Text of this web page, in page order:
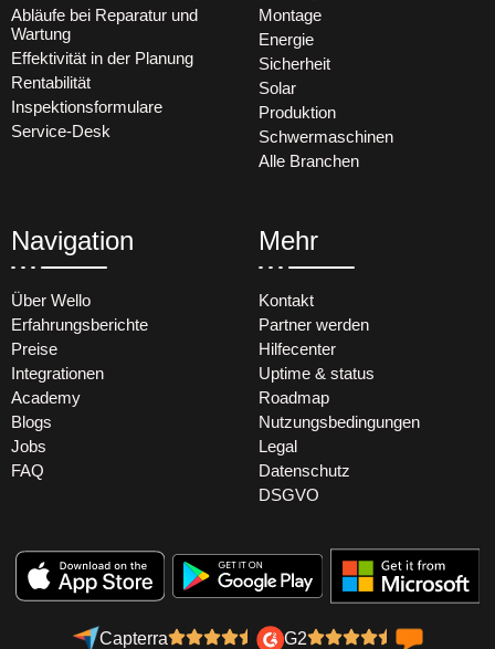
Abläufe bei Reparatur und
Wartung
Effektivität in der Planung
Rentabilität
Inspektionsformulare
Service-Desk
Montage
Energie
Sicherheit
Solar
Produktion
Schwermaschinen
Alle Branchen
Navigation
Über Wello
Erfahrungsberichte
Preise
Integrationen
Academy
Blogs
Jobs
FAQ
Mehr
Kontakt
Partner werden
Hilfecenter
Uptime & status
Roadmap
Nutzungsbedingungen
Legal
Datenschutz
DSGVO
Capterra G2